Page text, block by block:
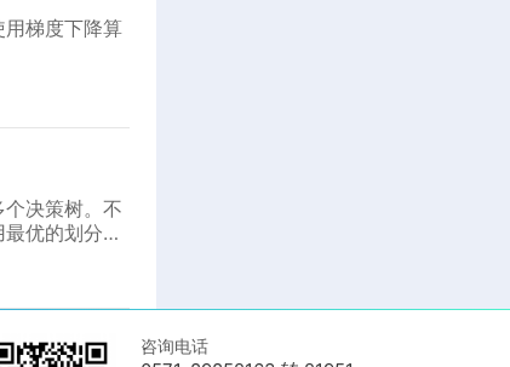
梯度下降算
决策树。不
优的划分
咨询电话